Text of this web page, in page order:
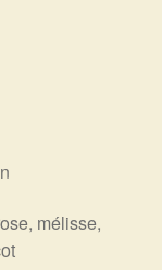
mélisse,